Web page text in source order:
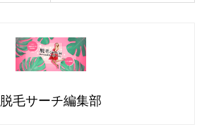
脱毛サーチ編集部